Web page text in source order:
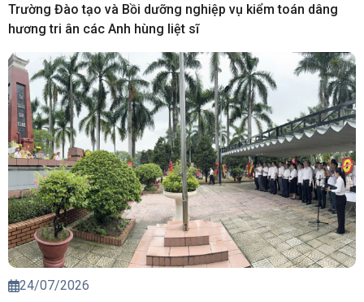
Trường Đào tạo và Bồi dưỡng nghiệp vụ kiểm toán dâng
hương tri ân các Anh hùng liệt sĩ
24/07/2026